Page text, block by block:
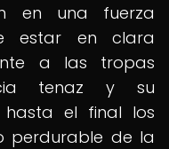
en una fuerza
estar en clara
a las tropas
tenaz y su
hasta el final los
perdurable de la